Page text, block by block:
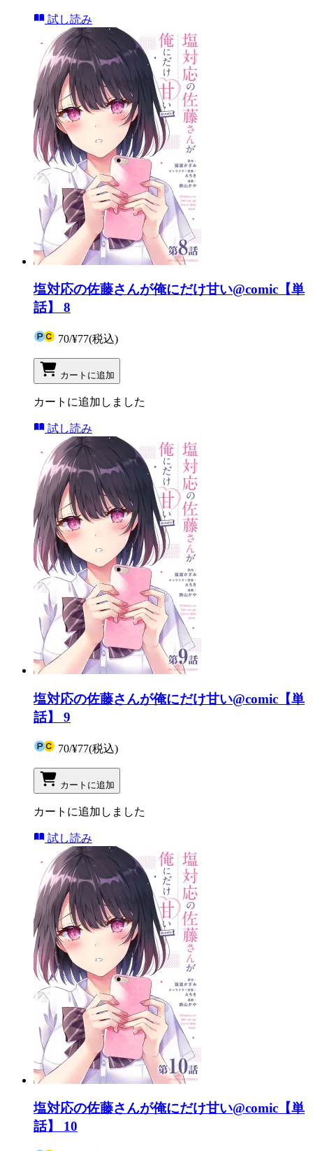
試し読み
塩対応の佐藤さんが俺にだけ甘い@comic【単
話】 8
70/¥77(税込)
カートに追加
カートに追加しました
試し読み
塩対応の佐藤さんが俺にだけ甘い@comic【単
話】 9
70/¥77(税込)
カートに追加
カートに追加しました
試し読み
塩対応の佐藤さんが俺にだけ甘い@comic【単
話】 10